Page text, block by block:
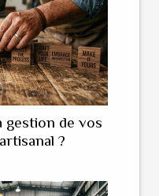
gestion de vos
?